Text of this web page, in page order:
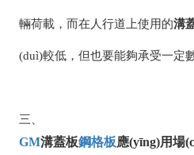
輛荷載，而在人行道上使用的溝
(duì)較低，但也要能夠承受一定
三、
GM溝蓋板鋼格板應(yīng)用場